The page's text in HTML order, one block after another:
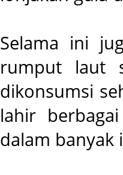
Selama ini
rumput laut
dikonsumsi
lahir
dalam banyak